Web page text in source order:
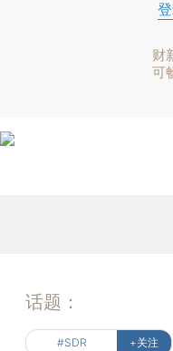
财
可
话题：
#SDR +关注